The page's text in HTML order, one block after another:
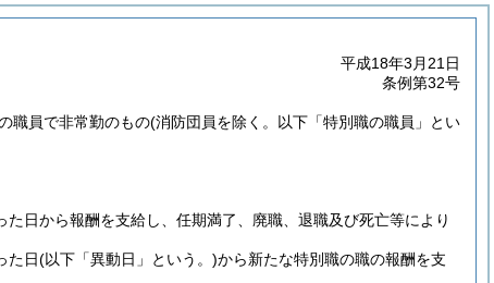
平成18年3月21日
条例第32号
職員で非常勤のもの(消防団員を除く。以下「特別職の職員」とい
日から報酬を支給し、任期満了、廃職、退職及び死亡等により
た日(以下「異動日」という。)から新たな特別職の職の報酬を支